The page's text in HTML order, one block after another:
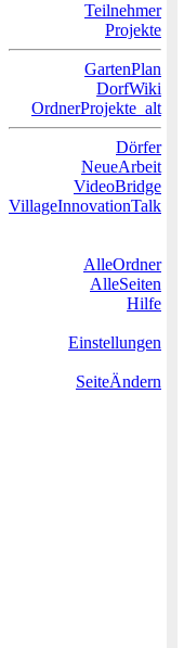
Teilnehmer
Projekte
GartenPlan
DorfWiki
OrdnerProjekte_alt
Dörfer
NeueArbeit
VideoBridge
VillageInnovationTalk
AlleOrdner
AlleSeiten
Hilfe
Einstellungen
SeiteÄndern